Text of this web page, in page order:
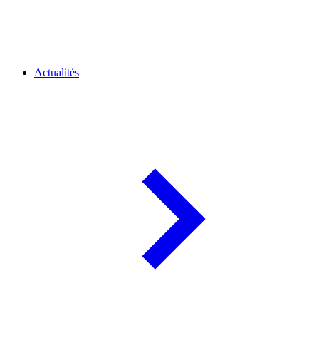
Actualités